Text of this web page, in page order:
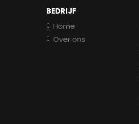
BEDRIJF
Home
Over ons